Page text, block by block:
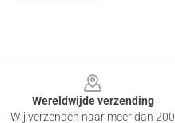
Wereldwijde verzending
Wij verzenden naar meer dan 200